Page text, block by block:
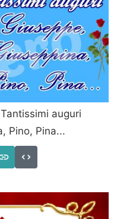
auguri
Pino, Pina...